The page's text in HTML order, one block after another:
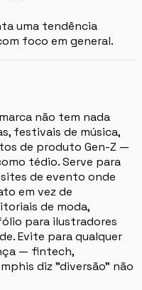
uma tendência
foco em general.
não tem nada
festivais de música,
de produto Gen-Z —
tédio. Serve para
de evento onde
em vez de
de moda,
para ilustradores
Evite para qualquer
— fintech,
diz "diversão" não